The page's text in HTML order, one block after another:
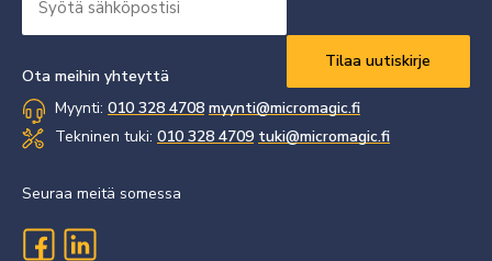
sähköpostisi
Ota meihin yhteyttä
Myynti: 010 328 4708 myynti@micromagic.fi
Tekninen tuki: 010 328 4709 tuki@micromagic.fi
Seuraa meitä somessa